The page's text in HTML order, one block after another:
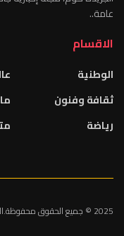
عامة..
الاقسام
الوطنية
ثقافة وفنون
رياضة
2025 © جميع الحقوق محفوظة.الموقع يصدر عن شركة: